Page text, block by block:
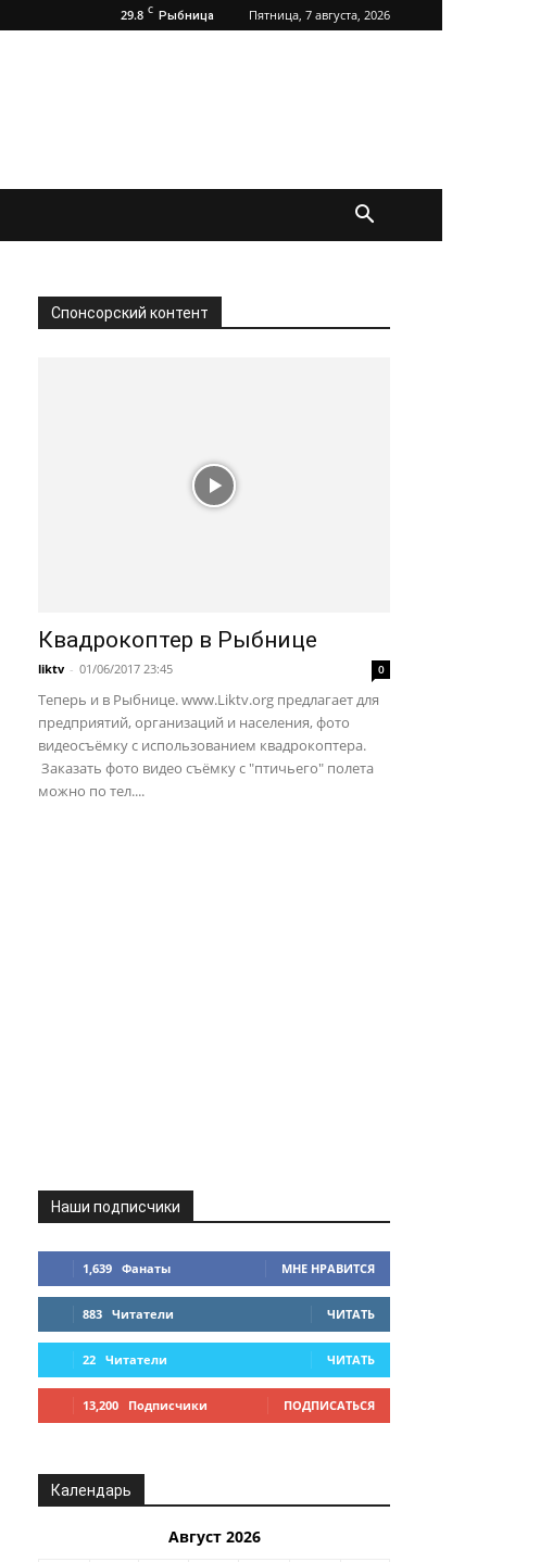
29.8 C Рыбница Пятница, 7 августа, 2026
Спонсорский контент
Квадрокоптер в Рыбнице
liktv - 01/06/2017 23:45 0
Теперь и в Рыбнице. www.Liktv.org предлагает для
предприятий, организаций и населения, фото
видеосъёмку с использованием квадрокоптера.
Заказать фото видео съёмку с "птичьего" полета
можно по тел....
Наши подписчики
1,639 Фанаты МНЕ НРАВИТСЯ
883 Читатели ЧИТАТЬ
22 Читатели ЧИТАТЬ
13,200 Подписчики ПОДПИСАТЬСЯ
Календарь
Август 2026